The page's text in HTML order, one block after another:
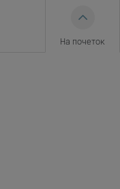
На почеток